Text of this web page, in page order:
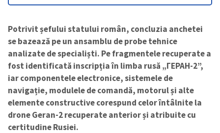
Potrivit șefului statului român, concluzia anchetei
se bazează pe un ansamblu de probe tehnice
analizate de specialiști. Pe fragmentele recuperate a
fost identificată inscripția în limba rusă „ГЕРАН-2”,
iar componentele electronice, sistemele de
navigație, modulele de comandă, motorul și alte
elemente constructive corespund celor întâlnite la
drone Geran-2 recuperate anterior și atribuite cu
certitudine Rusiei.